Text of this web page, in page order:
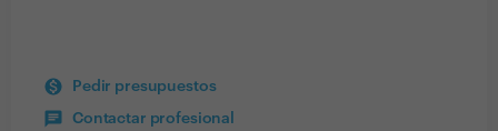
Pedir presupuestos
Contactar profesional